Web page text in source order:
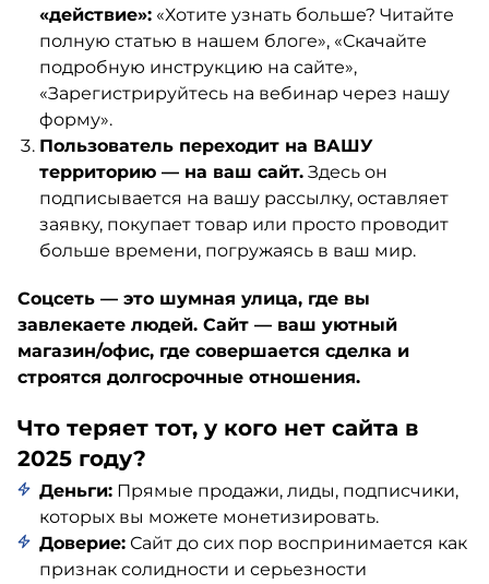
«действие»: «Хотите узнать больше? Читайте
полную статью в нашем блоге», «Скачайте
подробную инструкцию на сайте»,
«Зарегистрируйтесь на вебинар через нашу
форму».
Пользователь переходит на ВАШУ
территорию — на ваш сайт. Здесь он
подписывается на вашу рассылку, оставляет
заявку, покупает товар или просто проводит
больше времени, погружаясь в ваш мир.
Соцсеть — это шумная улица, где вы
завлекаете людей. Сайт — ваш уютный
магазин/офис, где совершается сделка и
строятся долгосрочные отношения.
Что теряет тот, у кого нет сайта в
2025 году?
Деньги: Прямые продажи, лиды, подписчики,
которых вы можете монетизировать.
Доверие: Сайт до сих пор воспринимается как
признак солидности и серьезности